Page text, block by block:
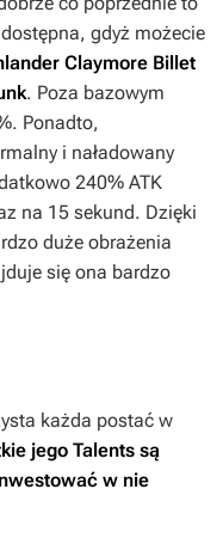
gdyż możecie
Claymore Billet
. Poza bazowym
Ponadto,
i naładowany
240% ATK
na 15 sekund. Dzięki
duże obrażenia
się ona bardzo
każda postać w
jego Talents są
w nie